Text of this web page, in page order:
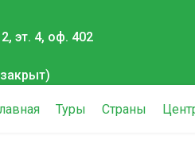
эт. 4, оф. 402
Туры Страны